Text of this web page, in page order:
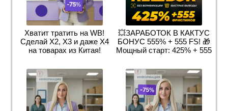
Хватит тратить на WB!
Сделай Х2, Х3 и даже Х4
на товарах из Китая!
💥ЗАРАБОТОК В КАКТУС
БОНУС 555% + 555 FS! 🎁
Мощный старт: 425% + 555
буквы, поставить знаки преп...
сочинение-рассуждение на тему: "москва уже на пути
к тому чтобы сделаться первым городом мира" не
меньше 50 слов 2 аргумента из текста 1)Я — москвич!
(2)Сколь счастлив тот, к...
Прочитайте фрагмент рецензии, составленной на
основе текста, который вы анализировали, выполняя